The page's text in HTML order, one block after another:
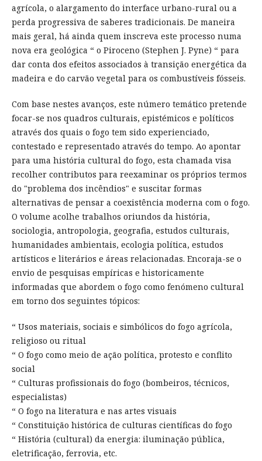
agrícola, o alargamento do interface urbano-rural ou a
perda progressiva de saberes tradicionais. De maneira
mais geral, há ainda quem inscreva este processo numa
nova era geológica “ o Piroceno (Stephen J. Pyne) “ para
dar conta dos efeitos associados à transição energética da
madeira e do carvão vegetal para os combustíveis fósseis.
Com base nestes avanços, este número temático pretende
focar-se nos quadros culturais, epistémicos e políticos
através dos quais o fogo tem sido experienciado,
contestado e representado através do tempo. Ao apontar
para uma história cultural do fogo, esta chamada visa
recolher contributos para reexaminar os próprios termos
do "problema dos incêndios" e suscitar formas
alternativas de pensar a coexistência moderna com o fogo.
O volume acolhe trabalhos oriundos da história,
sociologia, antropologia, geografia, estudos culturais,
humanidades ambientais, ecologia política, estudos
artísticos e literários e áreas relacionadas. Encoraja-se o
envio de pesquisas empíricas e historicamente
informadas que abordem o fogo como fenómeno cultural
em torno dos seguintes tópicos:
“ Usos materiais, sociais e simbólicos do fogo agrícola,
religioso ou ritual
“ O fogo como meio de ação política, protesto e conflito
social
“ Culturas profissionais do fogo (bombeiros, técnicos,
especialistas)
“ O fogo na literatura e nas artes visuais
“ Constituição histórica de culturas científicas do fogo
“ História (cultural) da energia: iluminação pública,
eletrificação, ferrovia, etc.